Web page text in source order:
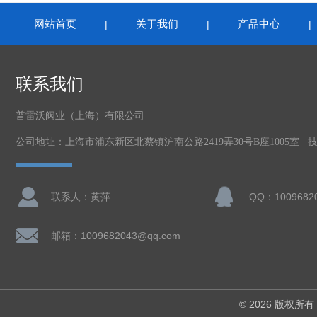
网站首页 | 关于我们 | 产品中心 |
联系我们
普雷沃阀业（上海）有限公司
公司地址：上海市浦东新区北蔡镇沪南公路2419弄30号B座1005室 技
联系人：黄萍 QQ：
邮箱：1009682043@qq.com
© 2026 版权所